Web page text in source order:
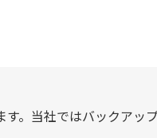
。当社ではバックアッ